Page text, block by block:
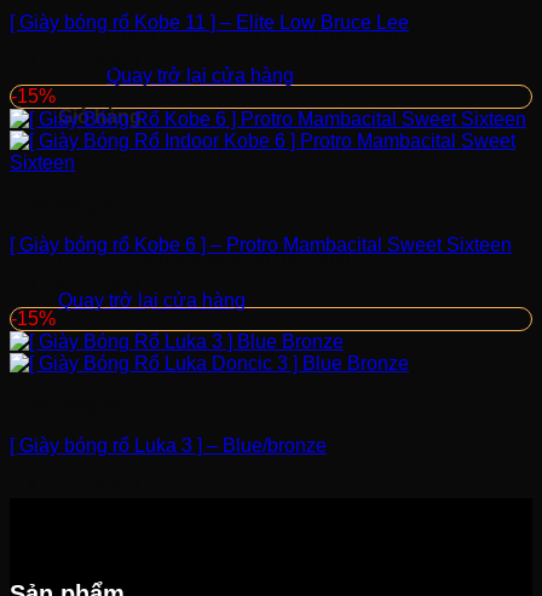
Chưa có sản phẩm trong giỏ hàng.
Quay trở lại cửa hàng
Giỏ hàng
Chưa có sản phẩm trong giỏ hàng.
Quay trở lại cửa hàng
[ Giày bóng rổ Kobe 11 ] – Elite Low Bruce Lee
960.000
-15%
[ Giày bóng rổ Kobe 6 ] – Protro Mambacital Sweet Sixteen
-15%
[ Giày bóng rổ Luka 3 ] – Blue/bronze